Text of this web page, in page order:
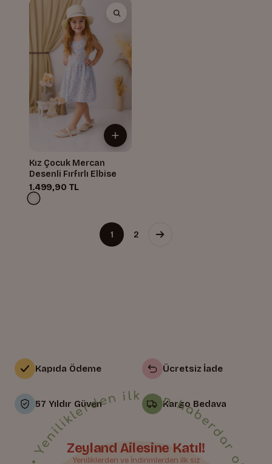
Kız Çocuk Mercan
Desenli Fırfırlı Elbise
1.499,90 TL
1 2
Kapıda Ödeme
57 Yıldır Güven
Ücretsiz İade
Kargo Bedava
Zeyland Ailesine Katıl!
Yeniliklerden ve İndirimlerden ilk siz